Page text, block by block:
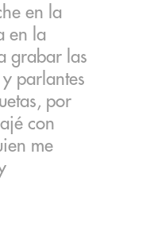
en la
en la
grabar las
parlantes
por
con
me